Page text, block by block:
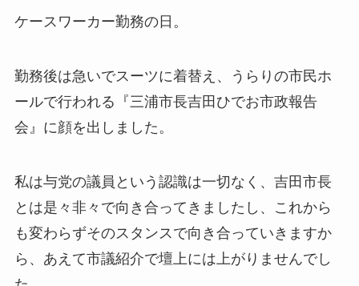
ケースワーカー勤務の日。
勤務後は急いでスーツに着替え、うらりの市民ホ
ールで行われる『三浦市長吉田ひでお市政報告
会』に顔を出しました。
私は与党の議員という認識は一切なく、吉田市長
とは是々非々で向き合ってきましたし、これから
も変わらずそのスタンスで向き合っていきますか
ら、あえて市議紹介で壇上には上がりませんでし